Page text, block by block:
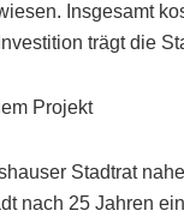
Insgesamt
trägt die
Projekt
Stadtrat
nach 25 Jahren